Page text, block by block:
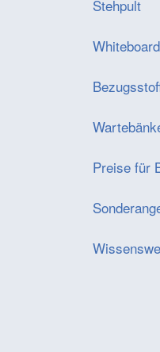
Stehpult
Preise für